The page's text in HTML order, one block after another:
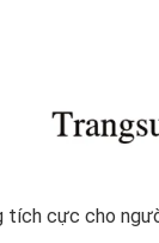
tích cực cho